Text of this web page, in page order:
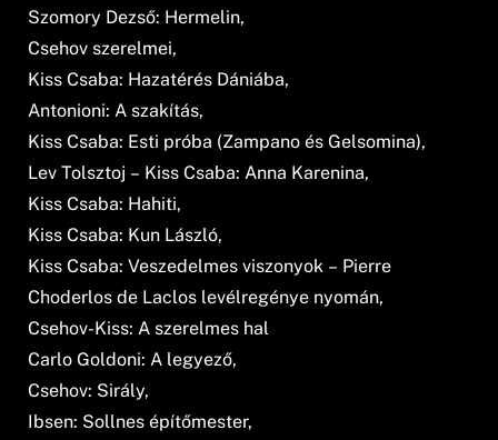
Szomory Dezső: Hermelin,
Csehov szerelmei,
Kiss Csaba: Hazatérés Dániába,
Antonioni: A szakítás,
Kiss Csaba: Esti próba (Zampano és Gelsomina),
Lev Tolsztoj – Kiss Csaba: Anna Karenina,
Kiss Csaba: Hahiti,
Kiss Csaba: Kun László,
Kiss Csaba: Veszedelmes viszonyok – Pierre
Choderlos de Laclos levélregénye nyomán,
Csehov-Kiss: A szerelmes hal
Carlo Goldoni: A legyező,
Csehov: Sirály,
Ibsen: Sollnes építőmester,